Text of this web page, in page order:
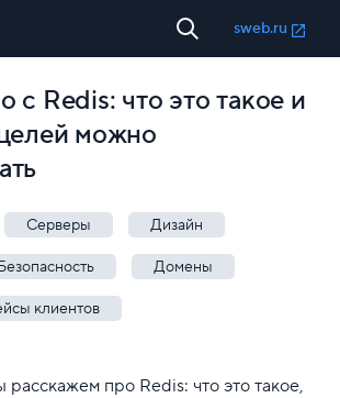
sweb.ru
с Redis: что это такое и
можно
Серверы Дизайн
Домены
клиентов
расскажем про Redis: что это такое,